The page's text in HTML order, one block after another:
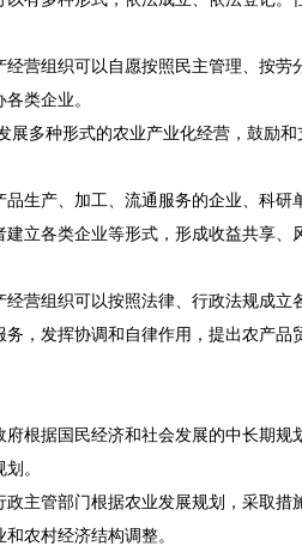
组织可以自愿按照民主管理、按劳
类企业。
多种形式的农业产业化经营，鼓励和
产、加工、流通服务的企业、科研
建立各类企业等形式，形成收益共享
组织可以按照法律、行政法规成立
，发挥协调和自律作用，提出农产
据国民经济和社会发展的中长期规
。
管部门根据农业发展规划，采取措
农村经济结构调整。